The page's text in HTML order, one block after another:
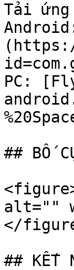
Tải
PC:
## BỐ
alt=""
</
## KẾT